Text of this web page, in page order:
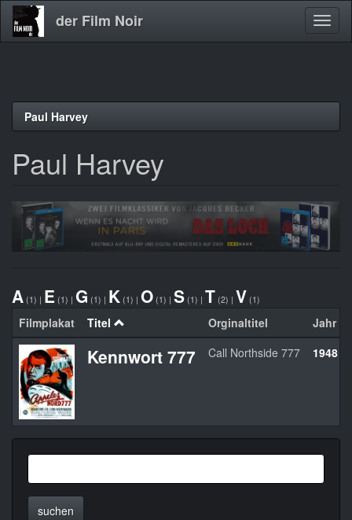
Direkt
der Film Noir
Paul Harvey
Paul Harvey
A (1) | E (1) | G (1) | K (1) | O (1) | S (1) | T (2) | V (1)
Filmplakat Titel Orginaltitel Jahr
Kennwort 777 Call Northside 777 1948
suchen